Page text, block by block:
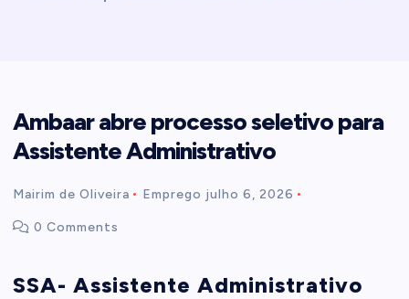
Ambaar abre processo seletivo para
Assistente Administrativo
Mairim de Oliveira Emprego julho 6, 2026
0 Comments
SSA- Assistente Administrativo